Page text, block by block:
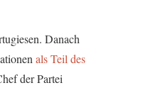
Danach
als Teil des
der Partei